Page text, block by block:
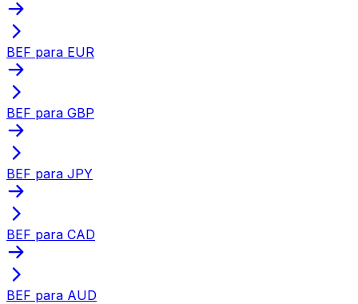
BEF para EUR
BEF para GBP
BEF para JPY
BEF para CAD
BEF para AUD